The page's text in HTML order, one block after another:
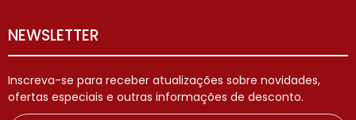
NEWSLETTER
Inscreva-se para receber atualizações sobre novidades,
ofertas especiais e outras informações de desconto.